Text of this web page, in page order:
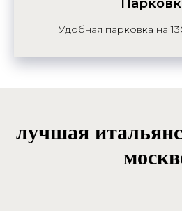
Удобная парковка на
лучшая